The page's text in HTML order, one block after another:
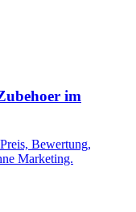
im
Bewertung,
Marketing.